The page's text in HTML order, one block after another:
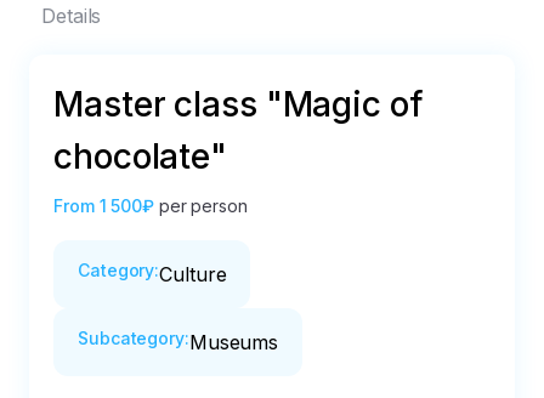
Details
Master class "Magic of
chocolate"
From 1 500₽ per person
Category:Culture
Subcategory:Museums